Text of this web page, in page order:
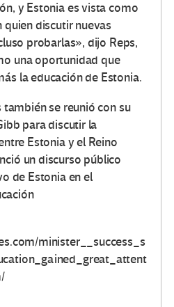
y Estonia es vista como
quien discutir nuevas
probarlas», dijo Reps,
una oportunidad que
la educación de Estonia.
se reunió con su
para discutir la
Estonia y el Reino
un discurso público
de Estonia en el
minister__success_s